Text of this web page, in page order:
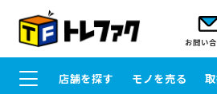
お問い
店舗を探す モノを売る